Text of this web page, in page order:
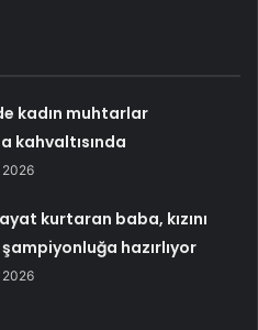
kadın muhtarlar
kahvaltısında
2026
kurtaran baba, kızını
hazırlıyor
2026